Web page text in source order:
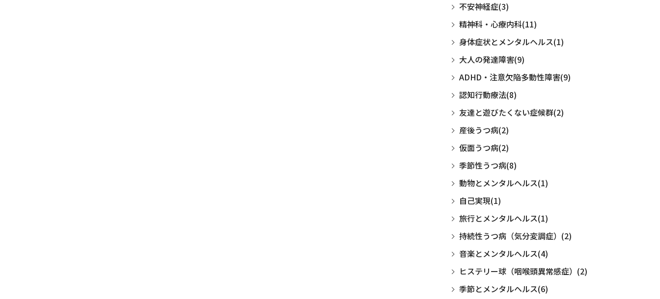
不安神経症(3)
精神科・心療内科(11)
身体症状とメンタルヘルス(1)
大人の発達障害(9)
ADHD・注意欠陥多動性障害(9)
認知行動療法(8)
友達と遊びたくない症候群(2)
産後うつ病(2)
仮面うつ病(2)
季節性うつ病(8)
動物とメンタルヘルス(1)
自己実現(1)
旅行とメンタルヘルス(1)
持続性うつ病（気分変調症）(2)
音楽とメンタルヘルス(4)
ヒステリー球（咽喉頭異常感症）(2)
季節とメンタルヘルス(6)